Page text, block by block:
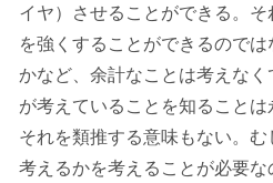
イヤ）させることができる。そ
を強くすることができるので
かなど、余計なことは考えなく
が考えていることを知ることは
それを類推する意味もない。む
考えるかを考えることが必要